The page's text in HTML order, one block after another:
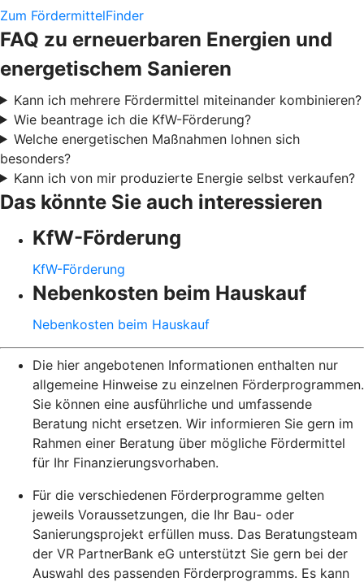
Zum FördermittelFinder
FAQ zu erneuerbaren Energien und
energetischem Sanieren
Kann ich mehrere Fördermittel miteinander kombinieren?
Wie beantrage ich die KfW-Förderung?
Welche energetischen Maßnahmen lohnen sich
besonders?
Kann ich von mir produzierte Energie selbst verkaufen?
Das könnte Sie auch interessieren
KfW-Förderung
KfW-Förderung
Nebenkosten beim Hauskauf
Nebenkosten beim Hauskauf
Die hier angebotenen Informationen enthalten nur
allgemeine Hinweise zu einzelnen Förderprogrammen.
Sie können eine ausführliche und umfassende
Beratung nicht ersetzen. Wir informieren Sie gern im
Rahmen einer Beratung über mögliche Fördermittel
für Ihr Finanzierungsvorhaben.
Für die verschiedenen Förderprogramme gelten
jeweils Voraussetzungen, die Ihr Bau- oder
Sanierungsprojekt erfüllen muss. Das Beratungsteam
der VR PartnerBank eG unterstützt Sie gern bei der
Auswahl des passenden Förderprogramms. Es kann